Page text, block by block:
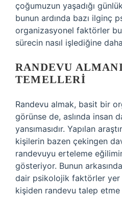
çoğumuzun yaşadığı
bunun ardında bazı ilginç
organizasyonel faktörler
sürecin nasıl işlediğine
RANDEVU
TEMELLERI
Randevu almak, basit bir
görünse de, aslında insan
yansımasıdır. Yapılan
kişilerin bazen çekingen
randevuyu erteleme
gösteriyor. Bunun
dair psikolojik faktörler yer
kişiden randevu talep